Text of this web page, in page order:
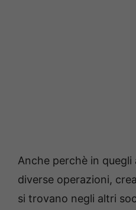
Anche perchè in
diverse operazioni,
si trovano negli altri